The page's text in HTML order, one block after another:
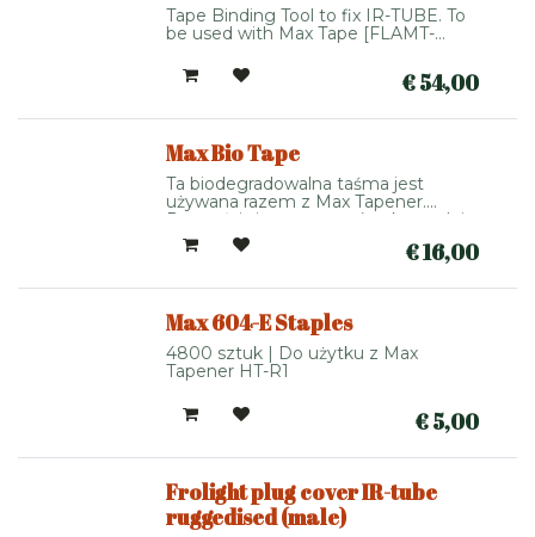
Tape Binding Tool to fix IR-TUBE. To
be used with Max Tape [FLAMT-
€54,00
Popular productMax Bio Tape
Ta biodegradowalna taśma jest
używana razem z Max Tapener.
Rozpuści się z czasem (maksymalnie
dwa lata). Jest sprzedawana w
pudełkach po 10 rolek.
€16,00
Max 604-E Staples
4800 sztuk | Do użytku z Max
Tapener HT-R1
€5,00
Frolight plug cover IR-tube
ruggedised (male)